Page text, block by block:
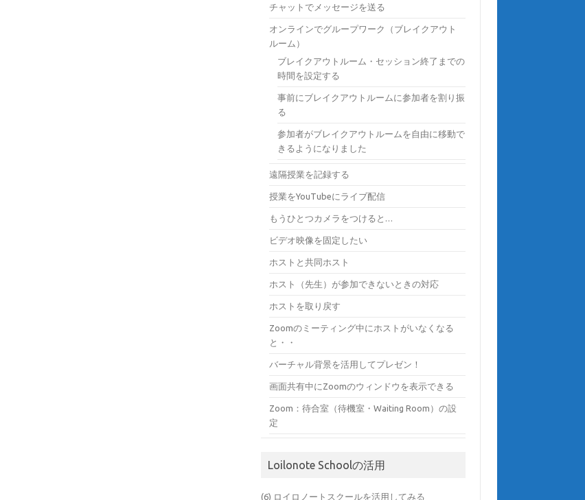
チャットでメッセージを送る
オンラインでグループワーク（ブレイクアウト
ルーム）
ブレイクアウトルーム・セッション終了までの
時間を設定する
事前にブレイクアウトルームに参加者を割り振
る
参加者がブレイクアウトルームを自由に移動で
きるようになりました
遠隔授業を記録する
授業をYouTubeにライブ配信
もうひとつカメラをつけると…
ビデオ映像を固定したい
ホストと共同ホスト
ホスト（先生）が参加できないときの対応
ホストを取り戻す
Zoomのミーティング中にホストがいなくなる
と・・
バーチャル背景を活用してプレゼン！
画面共有中にZoomのウィンドウを表示できる
Zoom：待合室（待機室・Waiting Room）の設
定
Loilonote Schoolの活用
(6) ロイロノートスクールを活用してみる